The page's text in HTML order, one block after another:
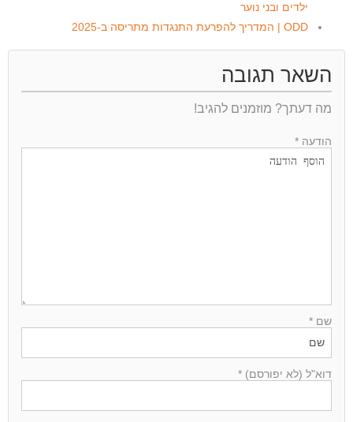
ילדים ובני נוער
ODD | המדריך להפרעת התנגדות מתריסה ב-2025
השאר תגובה
מה דעתך? מוזמנים להגיב!
הודעה *
שם *
דוא"ל (לא יפורסם) *